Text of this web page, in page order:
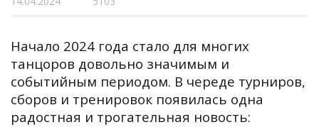
Начало 2024 года стало для многих
танцоров довольно значимым и
событийным периодом. В череде турниров,
сборов и тренировок появилась одна
радостная и трогательная новость: